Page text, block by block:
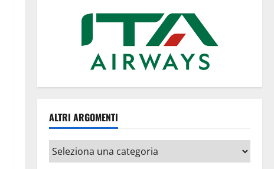
ALTRI ARGOMENTI
Altri
argomenti